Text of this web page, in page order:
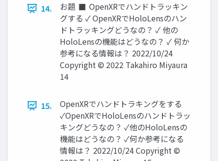
14.
お題 ◼ OpenXRでハンドトラッキン
グする ✓ OpenXRでHoloLensのハン
ドトラッキングどうなの？ ✓ 他の
HoloLensの機能はどうなの？ ✓ 何か
参考になる情報は？ 2022/10/24
Copyright © 2022 Takahiro Miyaura
14
15.
OpenXRでハンドトラキングをする
✓OpenXRでHoloLensのハンドトラッ
キングどうなの？ ✓他のHoloLensの
機能はどうなの？ ✓何か参考になる
情報は？ 2022/10/24 Copyright ©